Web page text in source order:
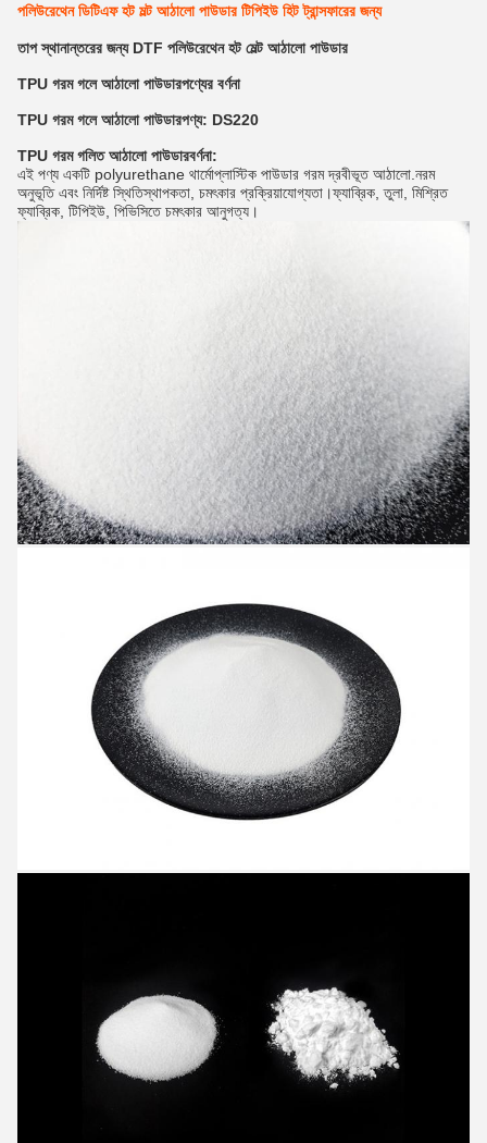
পলিউরেথেন ডিটিএফ হট মল্ট আঠালো পাউডার টিপিইউ হিট ট্রান্সফারের জন্য
তাপ স্থানান্তরের জন্য DTF পলিউরেথেন হট মেল্ট আঠালো পাউডার
TPU গরম গলে আঠালো পাউডারপণ্যের বর্ণনা
TPU গরম গলে আঠালো পাউডারপণ্য: DS220
TPU গরম গলিত আঠালো পাউডারবর্ণনা:
এই পণ্য একটি polyurethane থার্মোপ্লাস্টিক পাউডার গরম দ্রবীভূত আঠালো.নরম
অনুভূতি এবং নির্দিষ্ট স্থিতিস্থাপকতা, চমৎকার প্রক্রিয়াযোগ্যতা।ফ্যাব্রিক, তুলা, মিশ্রিত
ফ্যাব্রিক, টিপিইউ, পিভিসিতে চমৎকার আনুগত্য।